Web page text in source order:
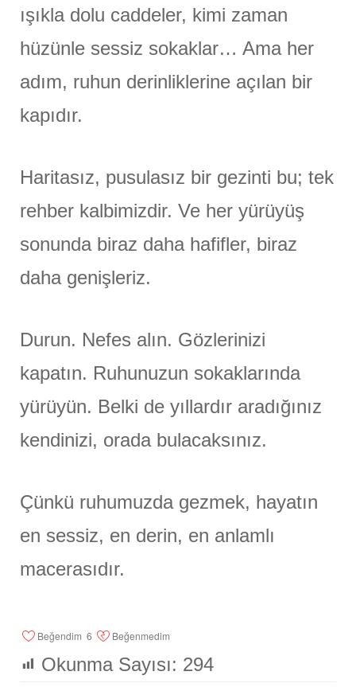
ışıkla dolu caddeler, kimi zaman
hüzünle sessiz sokaklar… Ama her
adım, ruhun derinliklerine açılan bir
kapıdır.
Haritasız, pusulasız bir gezinti bu; tek
rehber kalbimizdir. Ve her yürüyüş
sonunda biraz daha hafifler, biraz
daha genişleriz.
Durun. Nefes alın. Gözlerinizi
kapatın. Ruhunuzun sokaklarında
yürüyün. Belki de yıllardır aradığınız
kendinizi, orada bulacaksınız.
Çünkü ruhumuzda gezmek, hayatın
en sessiz, en derin, en anlamlı
macerasıdır.
Beğendim 6 Beğenmedim
Okunma Sayısı: 294